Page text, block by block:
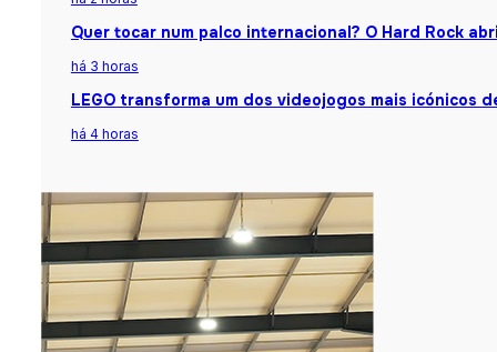
Quer tocar num palco internacional? O Hard Rock
há 3 horas
LEGO transforma um dos videojogos mais icónicos
há 4 horas